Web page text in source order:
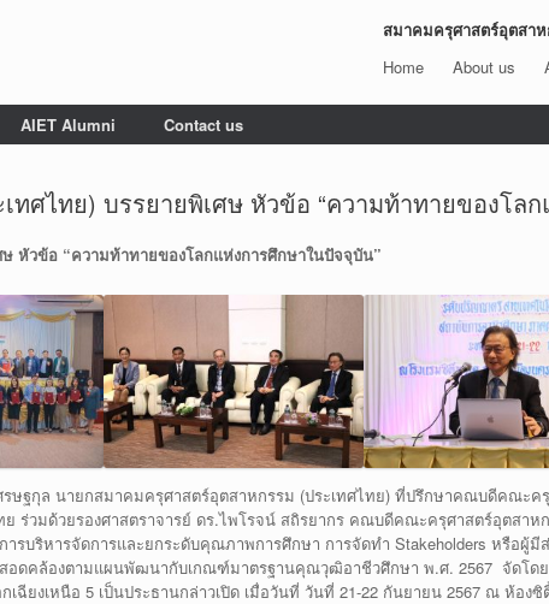
สมาคมครุศาสตร์อุตสาห
Home
About us
AIET Alumni Contact us
ศไทย) บรรยายพิเศษ หัวข้อ “ความท้าทายของโล
หัวข้อ “ความท้าทายของโลกแห่งการศึกษาในปัจจุบัน”
ษฐกุล นายกสมาคมครุศาสตร์อุตสาหกรรม (ประเทศไทย) ที่ปรึกษาคณบดีคณะ
ย ร่วมด้วยรองศาสตราจารย์ ดร.ไพโรจน์ สถิรยากร คณบดีคณะครุศาสตร์อุตสา
ารบริหารจัดการและยกระดับคุณภาพการศึกษา การจัดทำ Stakeholders หรือผู้
สอดคล้องตามแผนพัฒนากับเกณฑ์มาตรฐานคุณวุฒิอาชีวศึกษา พ.ศ. 2567 จัดโด
ฉียงเหนือ 5 เป็นประธานกล่าวเปิด เมื่อวันที่ วันที่ 21-22 กันยายน 2567 ณ ห้อง